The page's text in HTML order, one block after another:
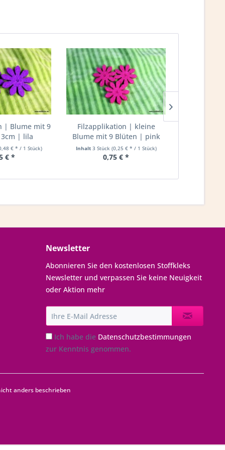
| Blume mit 9
| lila
€ * / 1 Stück)
€ *
Filzapplikation | kleine
Blume mit 9 Blüten | pink
Inhalt 3 Stück (0,25 € * / 1 Stück)
0,75 € *
Newsletter
Abonnieren Sie den kostenlosen Stoffkleks
Newsletter und verpassen Sie keine Neuigkeit
oder Aktion mehr
Ich habe die Datenschutzbestimmungen
zur Kenntnis genommen.
anders beschrieben